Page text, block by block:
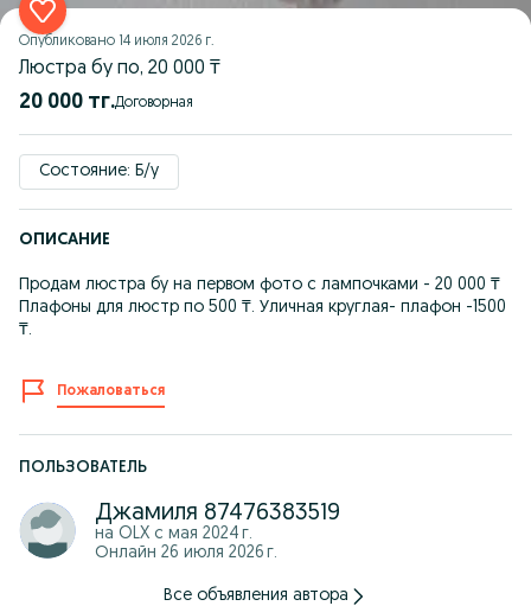
Опубликовано 14 июля 2026 г.
Люстра бу по, 20 000 ₸
20 000 тг. Договорная
Состояние: Б/у
ОПИСАНИЕ
Продам люстра бу на первом фото с лампочками - 20 000 ₸
Плафоны для люстр по 500 ₸. Уличная круглая- плафон -1500
₸.
Пожаловаться
ПОЛЬЗОВАТЕЛЬ
Джамиля 87476383519
на OLX с мая 2024 г.
Онлайн 26 июля 2026 г.
Все объявления автора